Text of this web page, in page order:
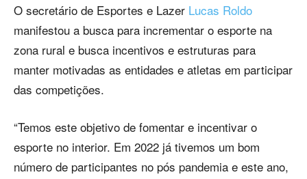
O secretário de Esportes e Lazer Lucas Roldo
manifestou a busca para incrementar o esporte na
zona rural e busca incentivos e estruturas para
manter motivadas as entidades e atletas em participar
das competições.
“Temos este objetivo de fomentar e incentivar o
esporte no interior. Em 2022 já tivemos um bom
número de participantes no pós pandemia e este ano,